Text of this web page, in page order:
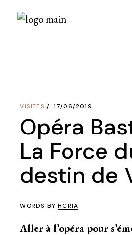
VISITES 17/06/2019
Opéra
La Force
destin de
WORDS BYHORIA
Aller à l’opéra pour